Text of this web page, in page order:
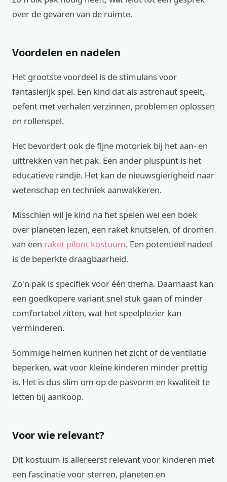
over de gevaren van de ruimte.
Voordelen en nadelen
Het grootste voordeel is de stimulans voor
fantasierijk spel. Een kind dat als astronaut speelt,
oefent met verhalen verzinnen, problemen oplossen
en rollenspel.
Het bevordert ook de fijne motoriek bij het aan- en
uittrekken van het pak. Een ander pluspunt is het
educatieve randje. Het kan de nieuwsgierigheid naar
wetenschap en techniek aanwakkeren.
Misschien wil je kind na het spelen wel een boek
over planeten lezen, een raket knutselen, of dromen
van een raket piloot kostuum. Een potentieel nadeel
is de beperkte draagbaarheid.
Zo'n pak is specifiek voor één thema. Daarnaast kan
een goedkopere variant snel stuk gaan of minder
comfortabel zitten, wat het speelplezier kan
verminderen.
Sommige helmen kunnen het zicht of de ventilatie
beperken, wat voor kleine kinderen minder prettig
is. Het is dus slim om op de pasvorm en kwaliteit te
letten bij aankoop.
Voor wie relevant?
Dit kostuum is allereerst relevant voor kinderen met
een fascinatie voor sterren, planeten en